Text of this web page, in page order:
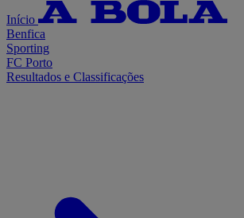
Início
Benfica
Sporting
FC Porto
Resultados e Classificações